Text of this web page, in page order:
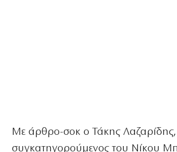
Με άρθρο-σοκ ο Τάκης Λαζαρίδης,
συγκατηγορούμενος του Νίκου